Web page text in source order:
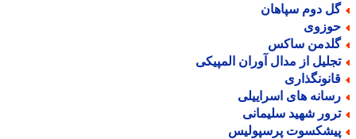
دوم سپاهان
ساکس
از مدال آوران المپیکی
های اسراییلی
شهید سلیمانی
پرسپولیس